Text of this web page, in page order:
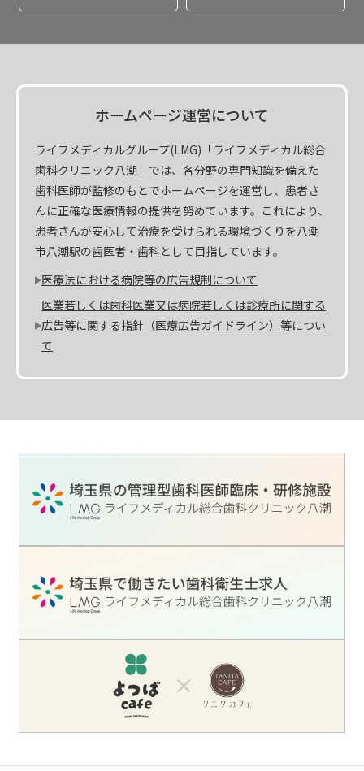
ホームページ運営について
ライフメディカルグループ(LMG)「ライフメディカル総合
歯科クリニック八潮」では、各分野の専門知識を備えた
歯科医師が監修のもとでホームページを運営し、患者さ
んに正確な医療情報の提供を努めています。これにより、
患者さんが安心して治療を受けられる環境づくりを八潮
市八潮駅の歯医者・歯科として目指しています。
医療法における病院等の広告規制について
医業若しくは歯科医業又は病院若しくは診療所に関する
広告等に関する指針（医療広告ガイドライン）等につい
て